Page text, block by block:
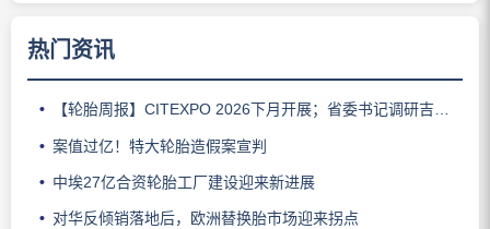
热门资讯
【轮胎周报】CITEXPO 2026下月开展；省委书记调研吉林玲珑；佳通推出新能源轻卡轮胎；三角轮胎斩获大奖；中策宣布涨价
案值过亿！特大轮胎造假案宣判
中埃27亿合资轮胎工厂建设迎来新进展
对华反倾销落地后，欧洲替换胎市场迎来拐点